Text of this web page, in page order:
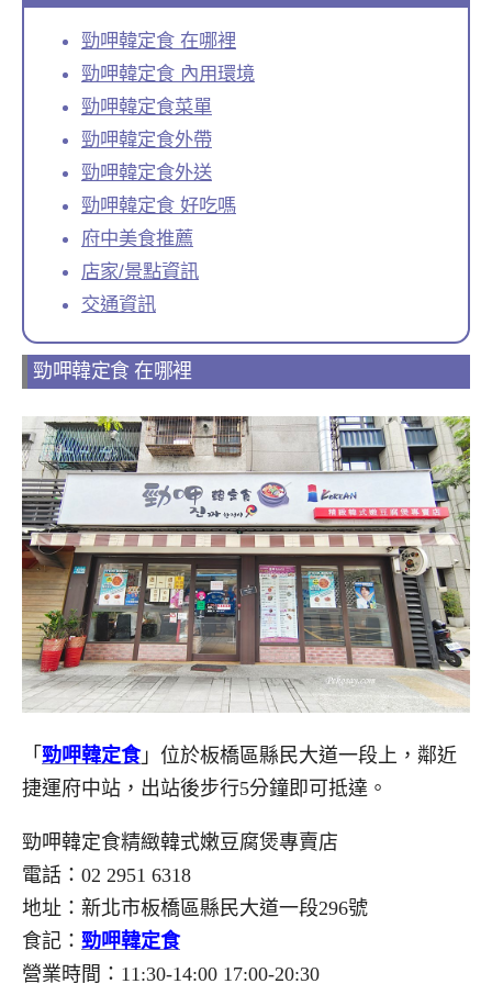
勁呷韓定食 在哪裡
勁呷韓定食 內用環境
勁呷韓定食菜單
勁呷韓定食外帶
勁呷韓定食外送
勁呷韓定食 好吃嗎
府中美食推薦
店家/景點資訊
交通資訊
勁呷韓定食 在哪裡
「 勁呷韓定食」位於板橋區縣民大道一段上，鄰近
捷運府中站，出站後步行5分鐘即可抵達。
勁呷韓定食精緻韓式嫩豆腐煲專賣店
電話：02 2951 6318
地址：新北市板橋區縣民大道一段296號
食記： 勁呷韓定食
營業時間：11:30-14:00 17:00-20:30